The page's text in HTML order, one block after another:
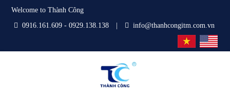
Welcome to Thành Công
0916.161.609 - 0929.138.138
info@thanhcongitm.com.vn